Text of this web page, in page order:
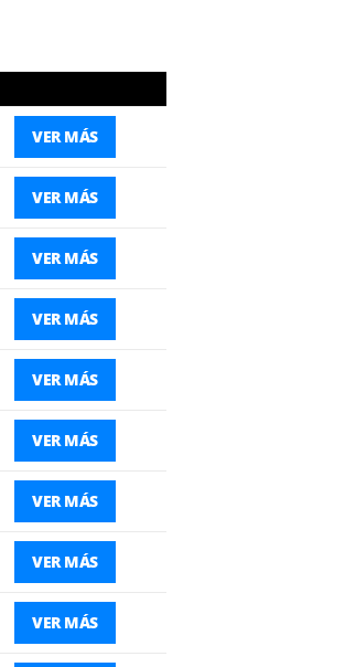
VER MÁS
VER MÁS
VER MÁS
VER MÁS
VER MÁS
VER MÁS
VER MÁS
VER MÁS
VER MÁS